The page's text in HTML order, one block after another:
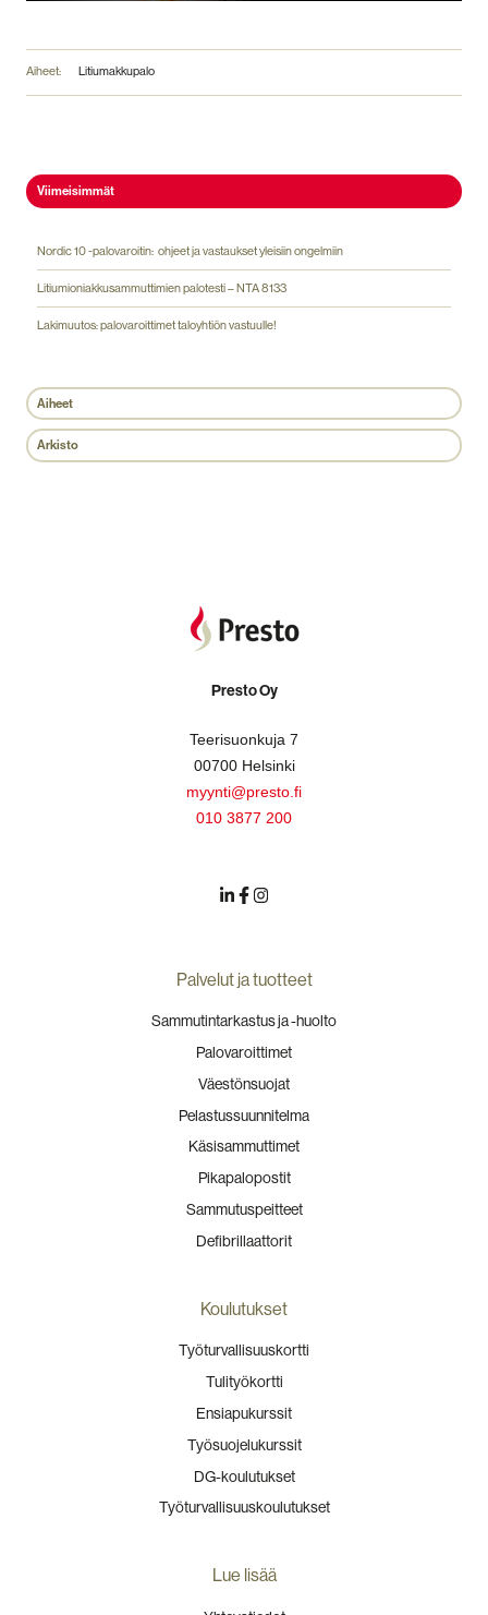
Aiheet: Litiumakkupalo
Viimeisimmät
Nordic 10 -palovaroitin: ohjeet ja vastaukset yleisiin ongelmiin
Litiumioniakkusammuttimien palotesti – NTA 8133
Lakimuutos: palovaroittimet taloyhtiön vastuulle!
Aiheet
Arkisto
Presto Oy
Teerisuonkuja 7
00700 Helsinki
myynti@presto.fi
010 3877 200
Palvelut ja tuotteet
Sammutintarkastus ja -huolto
Palovaroittimet
Väestönsuojat
Pelastussuunnitelma
Käsisammuttimet
Pikapalopostit
Sammutuspeitteet
Defibrillaattorit
Koulutukset
Työturvallisuuskortti
Tulityökortti
Ensiapukurssit
Työsuojelukurssit
DG-koulutukset
Työturvallisuuskoulutukset
Lue lisää